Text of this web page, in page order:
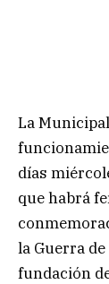
La
días
que habrá
la Guerra
fundación